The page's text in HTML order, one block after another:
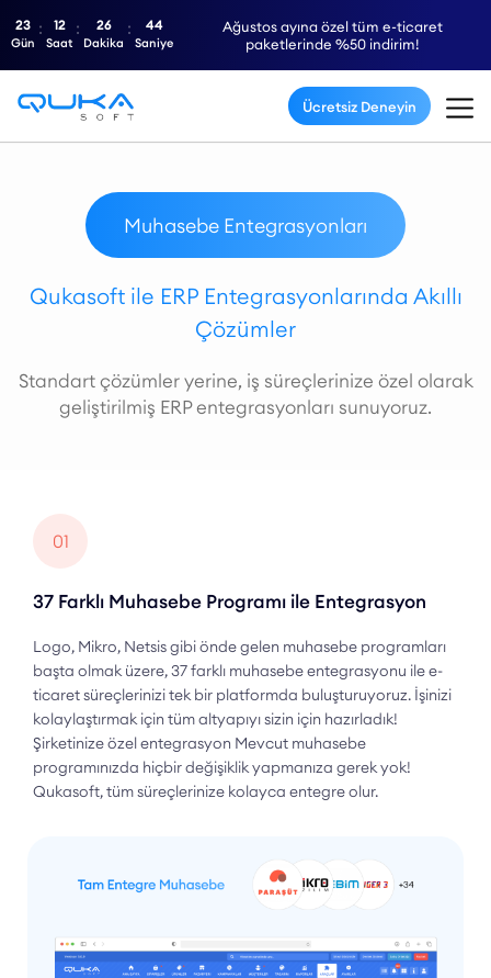
Ağustos ayına özel tüm e-ticaret
paketlerinde %50 indirim!
23
Gün
12
Saat
26
Dakika
44
Saniye
Ücretsiz Deneyin
Muhasebe Entegrasyonları
Qukasoft ile ERP Entegrasyonlarında Akıllı
Çözümler
Standart çözümler yerine, iş süreçlerinize özel olarak
geliştirilmiş ERP entegrasyonları sunuyoruz.
01
37 Farklı Muhasebe Programı ile Entegrasyon
Logo, Mikro, Netsis gibi önde gelen muhasebe programları
başta olmak üzere, 37 farklı muhasebe entegrasyonu ile e-
ticaret süreçlerinizi tek bir platformda buluşturuyoruz. İşinizi
kolaylaştırmak için tüm altyapıyı sizin için hazırladık!
Şirketinize özel entegrasyon Mevcut muhasebe
programınızda hiçbir değişiklik yapmanıza gerek yok!
Qukasoft, tüm süreçlerinize kolayca entegre olur.